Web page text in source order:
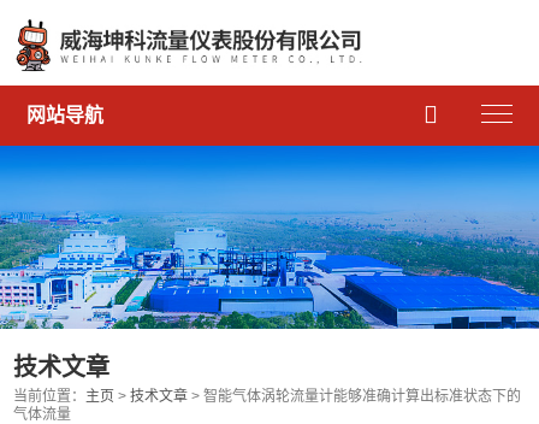
网站导航 
技术文章
当前位置： 主页 >技术文章 > 智能气体涡轮流量计能够准确计算出标准状态下的
气体流量